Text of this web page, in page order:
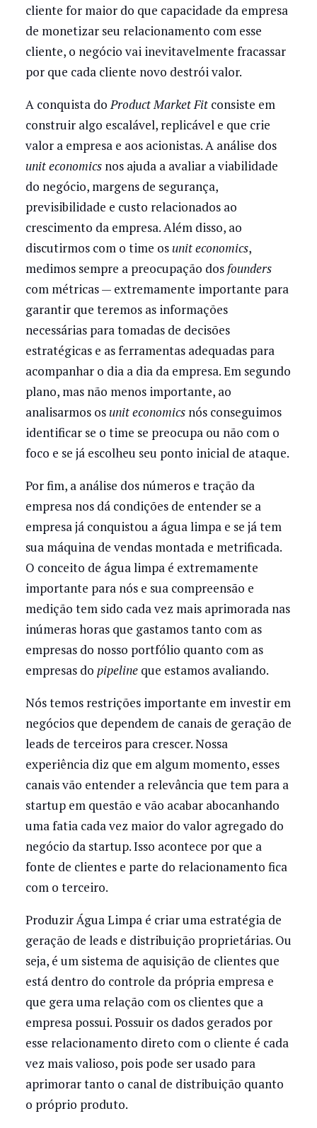
cliente for maior do que capacidade da empresa
de monetizar seu relacionamento com esse
cliente, o negócio vai inevitavelmente fracassar
por que cada cliente novo destrói valor.
A conquista doProduct Market Fitconsiste em
construir algo escalável, replicável e que crie
valor a empresa e aos acionistas. A análise dos
unit economicsnos ajuda a avaliar a viabilidade
do negócio, margens de segurança,
previsibilidade e custo relacionados ao
crescimento da empresa. Além disso, ao
discutirmos com o time osunit economics,
medimos sempre a preocupação dos founders
com métricas — extremamente importante para
garantir que teremos as informações
necessárias para tomadas de decisões
estratégicas e as ferramentas adequadas para
acompanhar o dia a dia da empresa. Em segundo
plano, mas não menos importante, ao
analisarmos os unit economicsnós conseguimos
identificar se o time se preocupa ou não com o
foco e se já escolheu seu ponto inicial de ataque.
Por fim, a análise dos números e tração da
empresa nos dá condições de entender se a
empresa já conquistou a água limpa e se já tem
sua máquina de vendas montada e metrificada.
O conceito de água limpa é extremamente
importante para nós e sua compreensão e
medição tem sido cada vez mais aprimorada nas
inúmeras horas que gastamos tanto com as
empresas do nosso portfólio quanto com as
empresas do pipelineque estamos avaliando.
Nós temos restrições importante em investir em
negócios que dependem de canais de geração de
leads de terceiros para crescer. Nossa
experiência diz que em algum momento, esses
canais vão entender a relevância que tem para a
startup em questão e vão acabar abocanhando
uma fatia cada vez maior do valor agregado do
negócio da startup. Isso acontece por que a
fonte de clientes e parte do relacionamento fica
com o terceiro.
Produzir Água Limpa é criar uma estratégia de
geração de leads e distribuição proprietárias. Ou
seja, é um sistema de aquisição de clientes que
está dentro do controle da própria empresa e
que gera uma relação com os clientes que a
empresa possui. Possuir os dados gerados por
esse relacionamento direto com o cliente é cada
vez mais valioso, pois pode ser usado para
aprimorar tanto o canal de distribuição quanto
o próprio produto.